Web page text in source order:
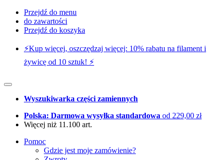
Przejdź do menu
do zawartości
Przejdź do koszyka
⚡️Kup więcej, oszczędzaj więcej: 10% rabatu na filament i
żywicę od 10 sztuk! ⚡️
Wyszukiwarka części zamiennych
Polska: Darmowa wysyłka standardowa od 229,00 zł
Więcej niż 11.100 art.
Pomoc
Gdzie jest moje zamówienie?